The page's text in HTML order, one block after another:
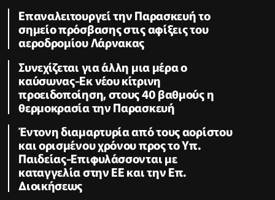
Επαναλειτουργεί την Παρασκευή το
σημείο πρόσβασης στις αφίξεις του
αεροδρομίου Λάρνακας
Συνεχίζεται για άλλη μια μέρα ο
καύσωνας-Εκ νέου κίτρινη
προειδοποίηση, στους 40 βαθμούς η
θερμοκρασία την Παρασκευή
Έντονη διαμαρτυρία από τους αορίστου
και ορισμένου χρόνου προς το Υπ.
Παιδείας-Επιφυλάσσονται με
καταγγελία στην ΕΕ και την Επ.
Διοικήσεως